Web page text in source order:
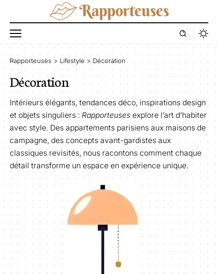
Rapporteuses > Lifestyle > Décoration
Décoration
Intérieurs élégants, tendances déco, inspirations design
et objets singuliers : Rapporteuses explore l’art d’habiter
avec style. Des appartements parisiens aux maisons de
campagne, des concepts avant-gardistes aux
classiques revisités, nous racontons comment chaque
détail transforme un espace en expérience unique.